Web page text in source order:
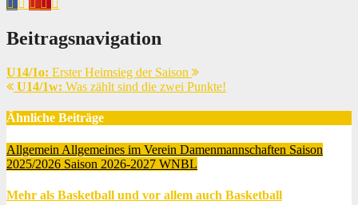
Beitragsnavigation
U14/1o: Erster Heimsieg der Saison
U14/1w: Was zählt sind die zwei Punkte!
Ähnliche Beiträge
Allgemein Allgemeines im Verein Damenmannschaften Saison
2025/2026 Saison 2026-2027 WNBL
Mehr als Basketball und vor allem auch Basketball